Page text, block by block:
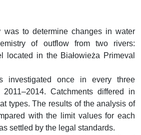
to determine changes in water
of outflow from two rivers:
located in the Białowieża Primeval
investigated once in every three
Catchments differed in
types. The results of the analysis of
with the limit values for each
settled by the legal standards.